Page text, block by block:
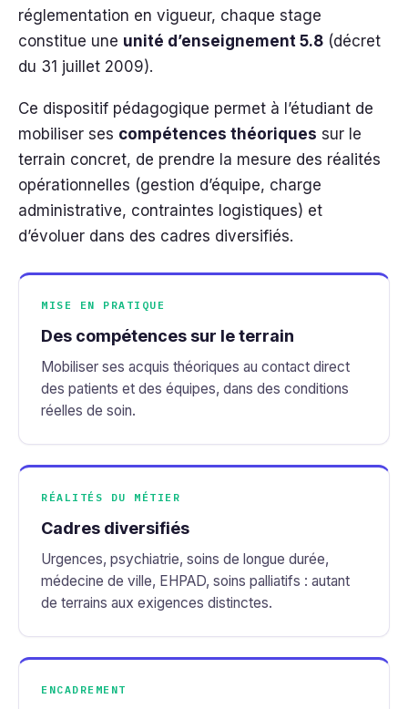
réglementation en vigueur, chaque stage
constitue une unité d’enseignement 5.8 (décret
du 31 juillet 2009).
Ce dispositif pédagogique permet à l’étudiant de
mobiliser ses compétences théoriques sur le
terrain concret, de prendre la mesure des réalités
opérationnelles (gestion d’équipe, charge
administrative, contraintes logistiques) et
d’évoluer dans des cadres diversifiés.
MISE EN PRATIQUE
Des compétences sur le terrain
Mobiliser ses acquis théoriques au contact direct
des patients et des équipes, dans des conditions
réelles de soin.
RÉALITÉS DU MÉTIER
Cadres diversifiés
Urgences, psychiatrie, soins de longue durée,
médecine de ville, EHPAD, soins palliatifs : autant
de terrains aux exigences distinctes.
ENCADREMENT